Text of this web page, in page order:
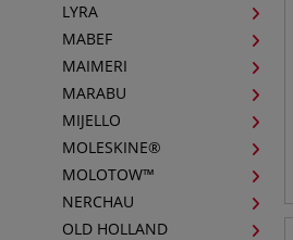
LYRA
MABEF
MAIMERI
MARABU
MIJELLO
MOLESKINE®
MOLOTOW™
NERCHAU
OLD HOLLAND